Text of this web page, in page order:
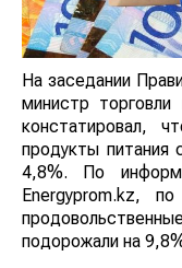
На заседании
министр
констатировал,
продукты питания
4,8%. По
Energyprom.kz,
подорожали на